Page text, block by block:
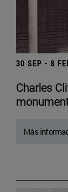
30 SEP - 8
Charles
Más